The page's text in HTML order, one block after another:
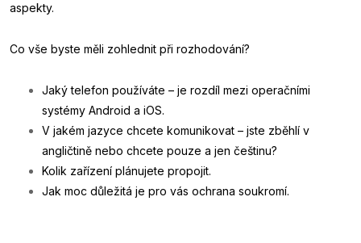
aspekty.
Co vše byste měli zohlednit při rozhodování?
Jaký telefon používáte – je rozdíl mezi operačními
systémy Android a iOS.
V jakém jazyce chcete komunikovat – jste zběhlí v
angličtině nebo chcete pouze a jen češtinu?
Kolik zařízení plánujete propojit.
Jak moc důležitá je pro vás ochrana soukromí.